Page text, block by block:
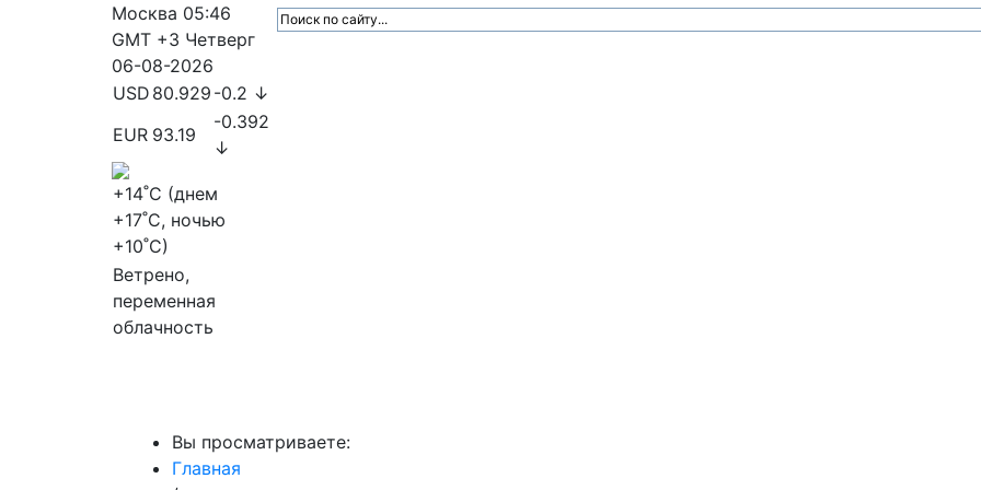
Москва 05:46
GMT +3 Четверг
06-08-2026
USD 80.929 -0.2 ↓
EUR 93.19
-0.392
↓
+14˚C (днем
+17˚C, ночью
+10˚C)
Ветрено,
переменная
облачность
Вы просматриваете:
Главная